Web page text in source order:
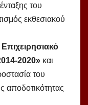
του
εκθεσιακού
Επιχειρησιακό
2020» και
του
αποδοτικότητας